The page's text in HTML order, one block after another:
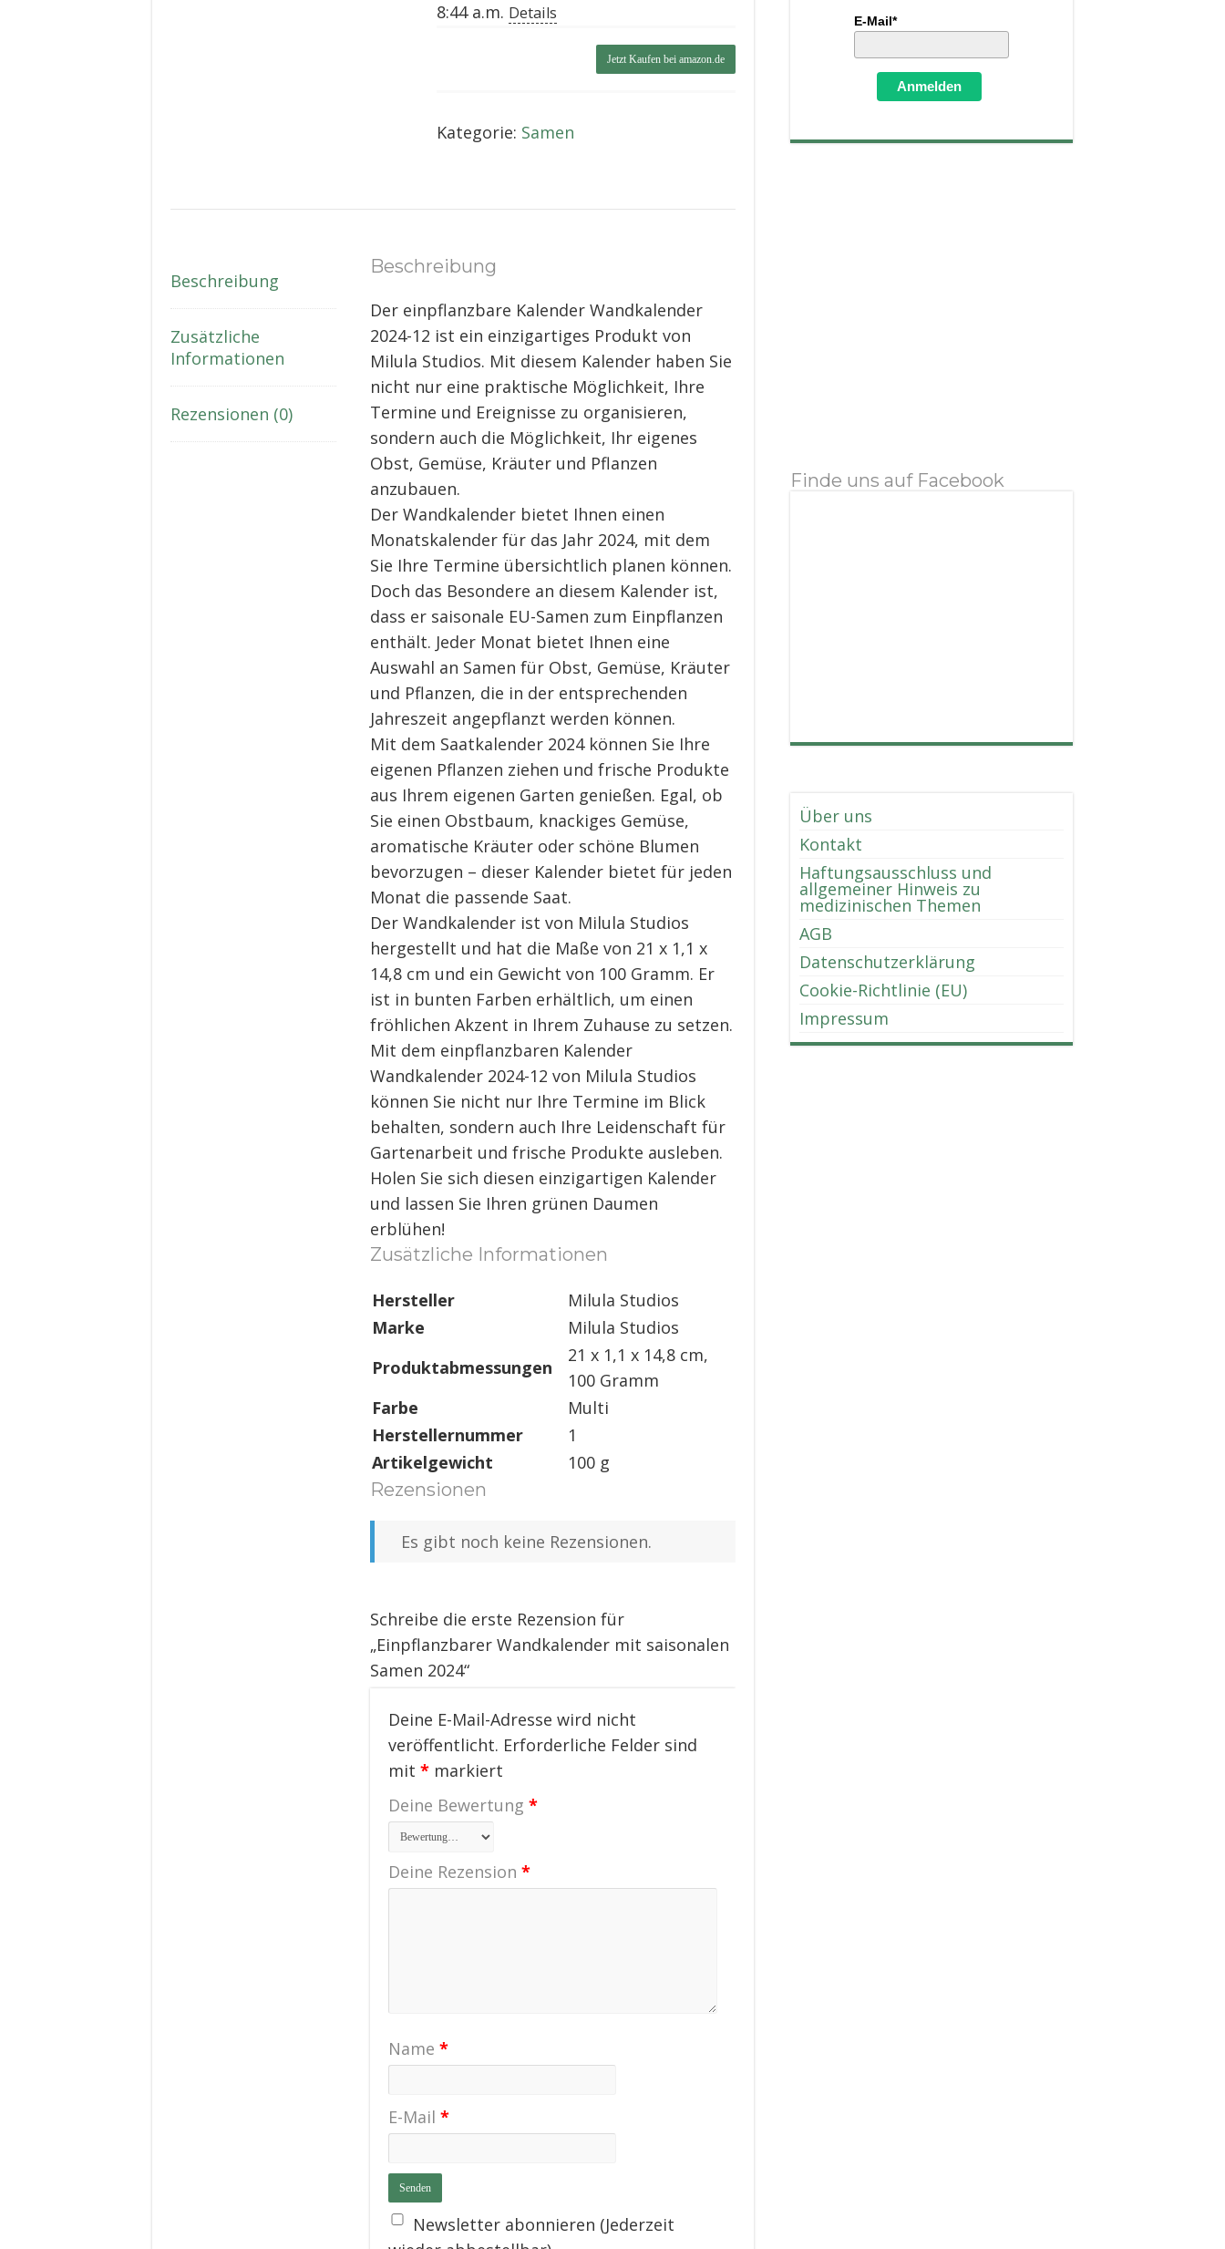
8:44 a.m. Details
Jetzt Kaufen bei amazon.de
Kategorie: Samen
Beschreibung
Zusätzliche
Informationen
Rezensionen (0)
Beschreibung
Der einpflanzbare Kalender Wandkalender
2024-12 ist ein einzigartiges Produkt von
Milula Studios. Mit diesem Kalender haben Sie
nicht nur eine praktische Möglichkeit, Ihre
Termine und Ereignisse zu organisieren,
sondern auch die Möglichkeit, Ihr eigenes
Obst, Gemüse, Kräuter und Pflanzen
anzubauen.
Der Wandkalender bietet Ihnen einen
Monatskalender für das Jahr 2024, mit dem
Sie Ihre Termine übersichtlich planen können.
Doch das Besondere an diesem Kalender ist,
dass er saisonale EU-Samen zum Einpflanzen
enthält. Jeder Monat bietet Ihnen eine
Auswahl an Samen für Obst, Gemüse, Kräuter
und Pflanzen, die in der entsprechenden
Jahreszeit angepflanzt werden können.
Mit dem Saatkalender 2024 können Sie Ihre
eigenen Pflanzen ziehen und frische Produkte
aus Ihrem eigenen Garten genießen. Egal, ob
Sie einen Obstbaum, knackiges Gemüse,
aromatische Kräuter oder schöne Blumen
bevorzugen – dieser Kalender bietet für jeden
Monat die passende Saat.
Der Wandkalender ist von Milula Studios
hergestellt und hat die Maße von 21 x 1,1 x
14,8 cm und ein Gewicht von 100 Gramm. Er
ist in bunten Farben erhältlich, um einen
fröhlichen Akzent in Ihrem Zuhause zu setzen.
Mit dem einpflanzbaren Kalender
Wandkalender 2024-12 von Milula Studios
können Sie nicht nur Ihre Termine im Blick
behalten, sondern auch Ihre Leidenschaft für
Gartenarbeit und frische Produkte ausleben.
Holen Sie sich diesen einzigartigen Kalender
und lassen Sie Ihren grünen Daumen
erblühen!
Zusätzliche Informationen
Hersteller
‎Milula Studios
Marke
‎Milula Studios
Produktabmessungen
‎21 x 1,1 x 14,8 cm,
100 Gramm
Farbe
‎Multi
Herstellernummer
‎1
Artikelgewicht
‎100 g
Rezensionen
Es gibt noch keine Rezensionen.
Schreibe die erste Rezension für
„Einpflanzbarer Wandkalender mit saisonalen
Samen 2024“
Deine E-Mail-Adresse wird nicht
veröffentlicht. Erforderliche Felder sind
mit *markiert
Deine Bewertung *
Deine Rezension *
Name *
E-Mail *
Newsletter abonnieren (Jederzeit
E-Mail*
Anmelden
Finde uns auf Facebook
Über uns
Kontakt
Haftungsausschluss und
allgemeiner Hinweis zu
medizinischen Themen
AGB
Datenschutzerklärung
Cookie-Richtlinie (EU)
Impressum